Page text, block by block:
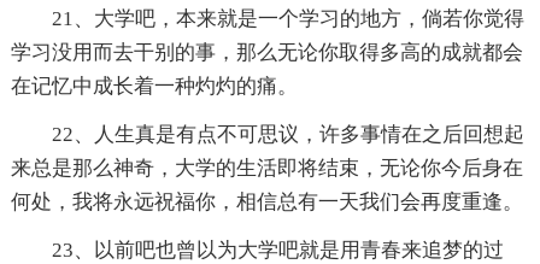
21、大学吧，本来就是一个学习的地方，倘若你觉得
学习没用而去干别的事，那么无论你取得多高的成就都会
在记忆中成长着一种灼灼的痛。
22、人生真是有点不可思议，许多事情在之后回想起
来总是那么神奇，大学的生活即将结束，无论你今后身在
何处，我将永远祝福你，相信总有一天我们会再度重逢。
23、以前吧也曾以为大学吧就是用青春来追梦的过